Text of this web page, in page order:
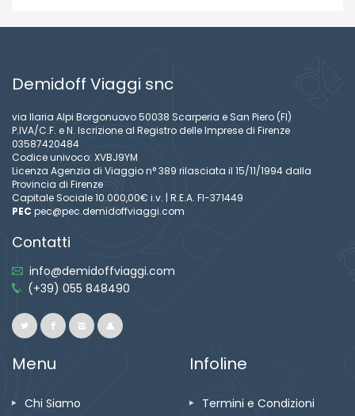
Demidoff Viaggi snc
via Ilaria Alpi Borgonuovo 50038 Scarperia e San Piero (FI)
P.IVA/C.F. e N. Iscrizione al Registro delle Imprese di Firenze
03587420484
Codice univoco: XVBJ9YM
Licenza Agenzia di Viaggio n° 389 rilasciata il 15/11/1994 dalla
Provincia di Firenze
Capitale Sociale 10.000,00€ i.v. | R.E.A. FI-371449
PEC pec@pec.demidoffviaggi.com
Contatti
info@demidoffviaggi.com
(+39) 055 848490
Menu
Chi Siamo
Infoline
Termini e Condizioni